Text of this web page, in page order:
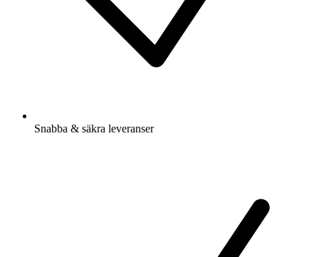
Snabba & säkra leveranser